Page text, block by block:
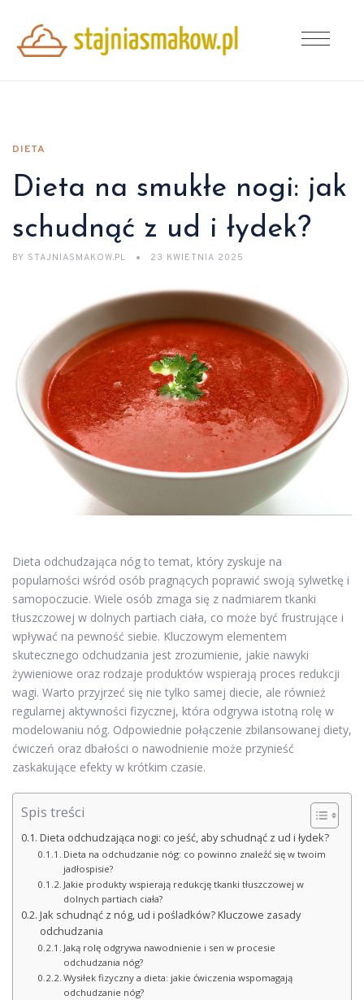
DIETA
Dieta na smukłe nogi: jak
schudnąć z ud i łydek?
BY STAJNIASMAKOW.PL 23 KWIETNIA 2025
Dieta odchudzająca nóg to temat, który zyskuje na
popularności wśród osób pragnących poprawić swoją sylwetkę i
samopoczucie. Wiele osób zmaga się z nadmiarem tkanki
tłuszczowej w dolnych partiach ciała, co może być frustrujące i
wpływać na pewność siebie. Kluczowym elementem
skutecznego odchudzania jest zrozumienie, jakie nawyki
żywieniowe oraz rodzaje produktów wspierają proces redukcji
wagi. Warto przyjrzeć się nie tylko samej diecie, ale również
regularnej aktywności fizycznej, która odgrywa istotną rolę w
modelowaniu nóg. Odpowiednie połączenie zbilansowanej diety,
ćwiczeń oraz dbałości o nawodnienie może przynieść
zaskakujące efekty w krótkim czasie.
Spis treści
Dieta odchudzająca nogi: co jeść, aby schudnąć z ud i łydek?
Dieta na odchudzanie nóg: co powinno znaleźć się w twoim
jadłospisie?
Jakie produkty wspierają redukcję tkanki tłuszczowej w
dolnych partiach ciała?
Jak schudnąć z nóg, ud i pośladków? Kluczowe zasady
odchudzania
Jaką rolę odgrywa nawodnienie i sen w procesie
odchudzania nóg?
Wysiłek fizyczny a dieta: jakie ćwiczenia wspomagają
odchudzanie nóg?